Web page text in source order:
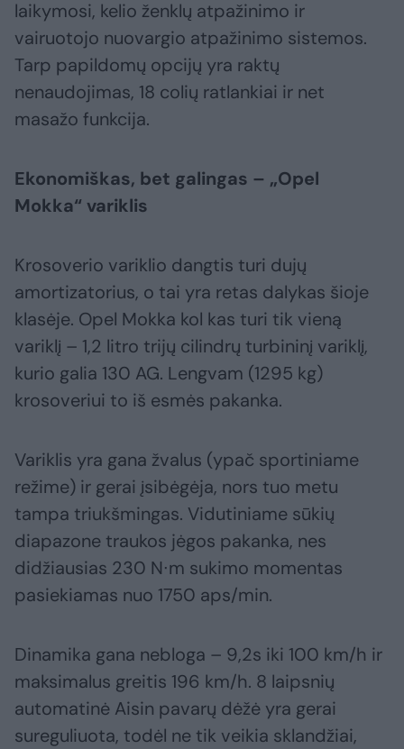
laikymosi, kelio ženklų atpažinimo ir
vairuotojo nuovargio atpažinimo sistemos.
Tarp papildomų opcijų yra raktų
nenaudojimas, 18 colių ratlankiai ir net
masažo funkcija.
Ekonomiškas, bet galingas – „Opel
Mokka“ variklis
Krosoverio variklio dangtis turi dujų
amortizatorius, o tai yra retas dalykas šioje
klasėje. Opel Mokka kol kas turi tik vieną
variklį – 1,2 litro trijų cilindrų turbininį variklį,
kurio galia 130 AG. Lengvam (1295 kg)
krosoveriui to iš esmės pakanka.
Variklis yra gana žvalus (ypač sportiniame
režime) ir gerai įsibėgėja, nors tuo metu
tampa triukšmingas. Vidutiniame sūkių
diapazone traukos jėgos pakanka, nes
didžiausias 230 N∙m sukimo momentas
pasiekiamas nuo 1750 aps/min.
Dinamika gana nebloga – 9,2s iki 100 km/h ir
maksimalus greitis 196 km/h. 8 laipsnių
automatinė Aisin pavarų dėžė yra gerai
sureguliuota, todėl ne tik veikia sklandžiai,